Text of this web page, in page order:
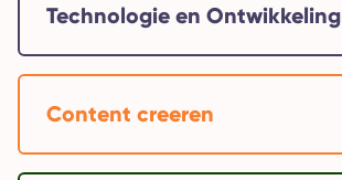
Technologie en Ontwikkeling
Content creeren